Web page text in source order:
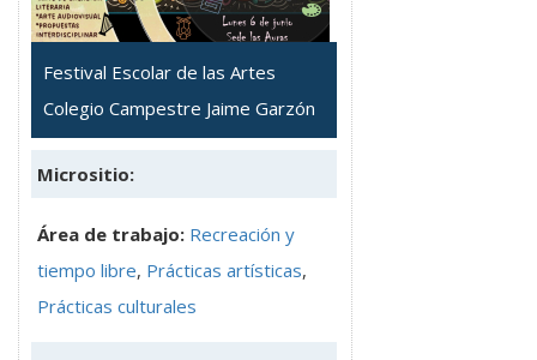
Festival Escolar de las Artes
Colegio Campestre Jaime Garzón
Micrositio:
Área de trabajo: Recreación y
tiempo libre, Prácticas artísticas,
Prácticas culturales